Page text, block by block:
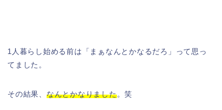
1人暮らし始める前は「まぁなんとかなるだろ」って思っ
てました。
その結果、 なんとかなりました。笑